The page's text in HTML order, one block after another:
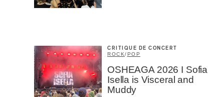
CRITIQUE DE CONCERT
ROCK/POP
OSHEAGA 2026 I Sofia
Isella is Visceral and
Muddy